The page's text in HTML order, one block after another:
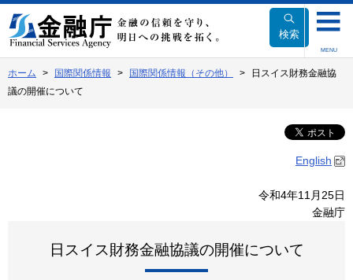
文
へ
動
検索
MENU
ホーム 国際関係情報 国際関係情報（その他）
日スイス財務金融協
議の開催について
English
令和4年11月25日
金融庁
日スイス財務金融協議の開催について